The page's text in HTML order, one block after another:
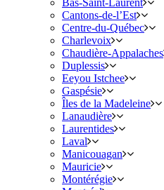
Bas-Saint-Laurent
Cantons-de-l’Est
Centre-du-Québec
Charlevoix
Chaudière-Appalaches
Duplessis
Eeyou Istchee
Gaspésie
Îles de la Madeleine
Lanaudière
Laurentides
Laval
Manicouagan
Mauricie
Montérégie